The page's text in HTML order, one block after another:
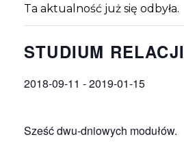
Ta aktualność już się odbyła.
STUDIUM RELACJI
2018-09-11 -2019-01-15
Sześć dwu-dniowych modułów.